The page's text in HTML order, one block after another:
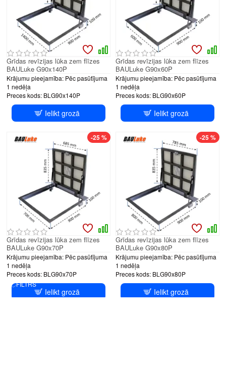
Krājumu pieejamība: Pēc pasūtījuma
1 nedēļa
Preces kods: BLG90x140P
Grīdas revīzijas lūka zem flīzes
BAULuke G90x140P
Ielikt grozā
Krājumu pieejamība: Pēc pasūtījuma
1 nedēļa
Preces kods: BLG90x60P
Grīdas revīzijas lūka zem flīzes
BAULuke G90x60P
Ielikt grozā
-25 %
Krājumu pieejamība: Pēc pasūtījuma
1 nedēļa
Preces kods: BLG90x70P
Grīdas revīzijas lūka zem flīzes
BAULuke G90x70P
Ielikt grozā
-25 %
Krājumu pieejamība: Pēc pasūtījuma
1 nedēļa
Preces kods: BLG90x80P
Grīdas revīzijas lūka zem flīzes
BAULuke G90x80P
Ielikt grozā
FILTRS